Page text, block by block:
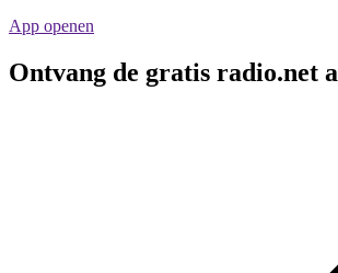
App openen
Ontvang de gratis radio.net